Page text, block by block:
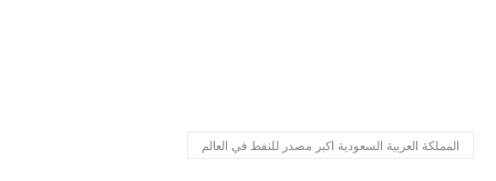
المملكة العربية السعودية اكبر مصدر للنفط في العالم